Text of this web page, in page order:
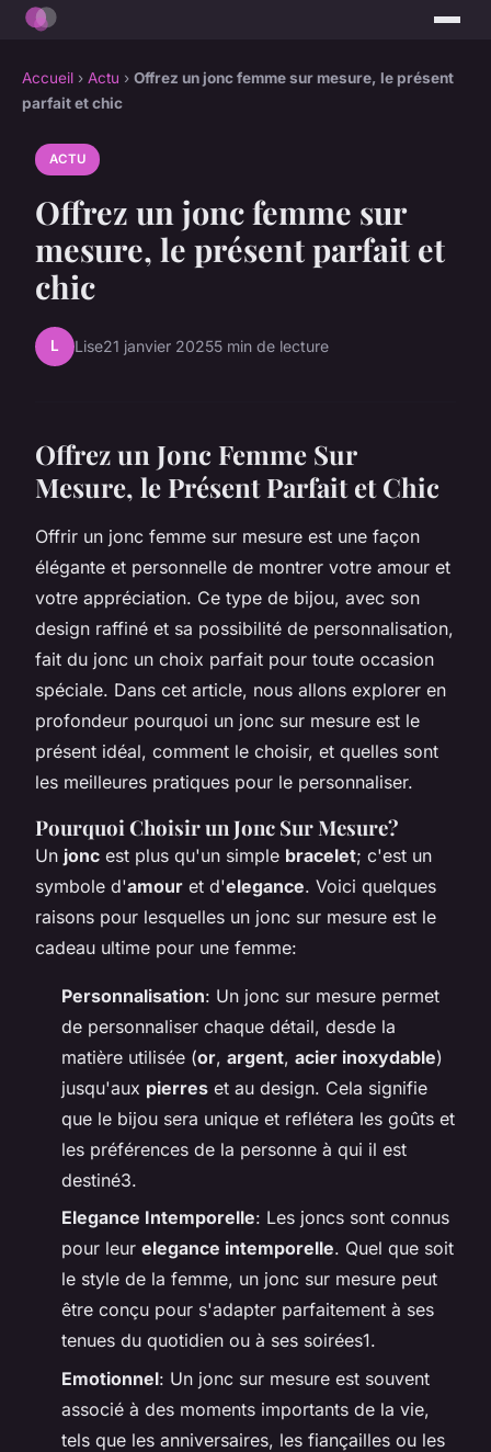
Accueil › Actu › Offrez un jonc femme sur mesure, le présent
parfait et chic
ACTU
Offrez un jonc femme sur
mesure, le présent parfait et
chic
L Lise21 janvier 20255 min de lecture
Offrez un Jonc Femme Sur
Mesure, le Présent Parfait et Chic
Offrir un jonc femme sur mesure est une façon
élégante et personnelle de montrer votre amour et
votre appréciation. Ce type de bijou, avec son
design raffiné et sa possibilité de personnalisation,
fait du jonc un choix parfait pour toute occasion
spéciale. Dans cet article, nous allons explorer en
profondeur pourquoi un jonc sur mesure est le
présent idéal, comment le choisir, et quelles sont
les meilleures pratiques pour le personnaliser.
Pourquoi Choisir un Jonc Sur Mesure?
Un jonc est plus qu'un simple bracelet; c'est un
symbole d'amour et d'elegance. Voici quelques
raisons pour lesquelles un jonc sur mesure est le
cadeau ultime pour une femme:
Personnalisation: Un jonc sur mesure permet
de personnaliser chaque détail, desde la
matière utilisée (or, argent, acier inoxydable)
jusqu'aux pierres et au design. Cela signifie
que le bijou sera unique et reflétera les goûts et
les préférences de la personne à qui il est
destiné3.
Elegance Intemporelle: Les joncs sont connus
pour leur elegance intemporelle. Quel que soit
le style de la femme, un jonc sur mesure peut
être conçu pour s'adapter parfaitement à ses
tenues du quotidien ou à ses soirées1.
Emotionnel: Un jonc sur mesure est souvent
associé à des moments importants de la vie,
tels que les anniversaires, les fiançailles ou les